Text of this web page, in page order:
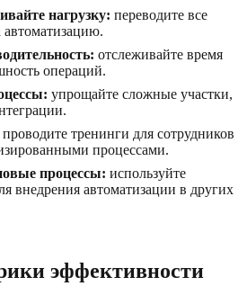
нагрузку: переводите все
отслеживайте время
операций.
упрощайте сложные участки,
проводите тренинги для сотрудников
процессами.
процессы: используйте
внедрения автоматизации в других
эффективности